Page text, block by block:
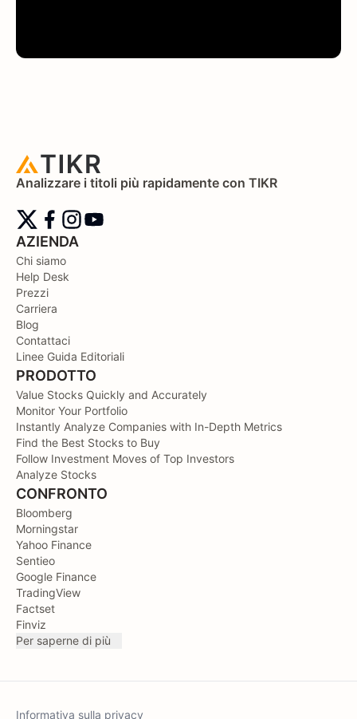
Analizzare i titoli più rapidamente con TIKR
AZIENDA
Chi siamo
Help Desk
Prezzi
Carriera
Blog
Contattaci
Linee Guida Editoriali
PRODOTTO
Value Stocks Quickly and Accurately
Monitor Your Portfolio
Instantly Analyze Companies with In-Depth Metrics
Find the Best Stocks to Buy
Follow Investment Moves of Top Investors
Analyze Stocks
CONFRONTO
Bloomberg
Morningstar
Yahoo Finance
Sentieo
Google Finance
TradingView
Factset
Finviz
Per saperne di più
Informativa sulla privacy